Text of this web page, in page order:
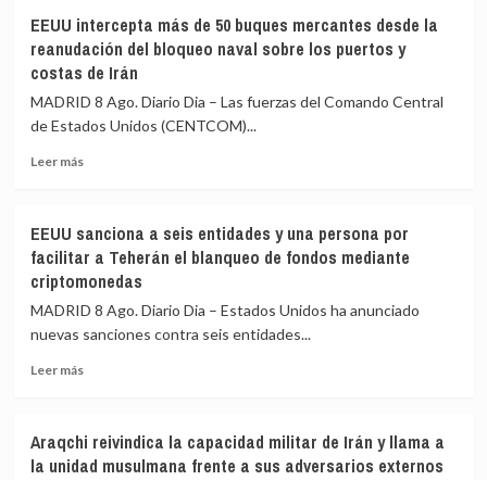
en
un
ataque
en
las
la
Espriella
promete
la
«recuperación
total
de
la
«regeneración
nacional»
su
investidura
EEUU intercepta más de 50 buques mercantes desde la
reanudación del bloqueo naval sobre los puertos y
costas de Irán
MADRID 8 Ago. Diario Dia – Las fuerzas del Comando Central
de Estados Unidos (CENTCOM)...
Leer másLeer
intercepta
más
de
50
buques
mercantes
desde
bloqueo
naval
EEUU sanciona a seis entidades y una persona por
facilitar a Teherán el blanqueo de fondos mediante
criptomonedas
MADRID 8 Ago. Diario Dia – Estados Unidos ha anunciado
nuevas sanciones contra seis entidades...
Leer másLeer
sanciona
a
Araqchi reivindica la capacidad militar de Irán y llama a
la unidad musulmana frente a sus adversarios externos